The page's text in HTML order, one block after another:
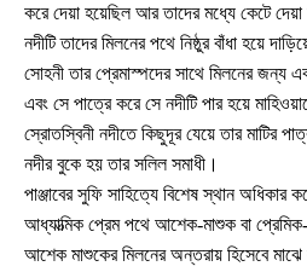
করে দেয়া হয়েছিল আর তাদের মধ্যে কেটে
নদীটি তাদের মিলনের পথে নিষ্ঠুর বাঁধা হয়ে
সোহনী তার প্রেমাস্পদের সাথে মিলনের জন্য
এবং সে পাত্রে করে সে নদীটি পার হয়ে
স্রোতস্বিনী নদীতে কিছুদূর যেয়ে তার মাটির
নদীর বুকে হয় তার সলিল সমাধী।
পাঞ্জাবের সুফি সাহিত্যে বিশেষ স্থান অধিকার
আধ্যাত্মিক প্রেম পথে আশেক-মাশুক বা
আশেক মাশুকের মিলনের অন্তরায় হিসেবে মাঝে